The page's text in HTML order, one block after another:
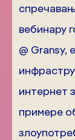
вебинару
@ Gransy,
интернет
примере